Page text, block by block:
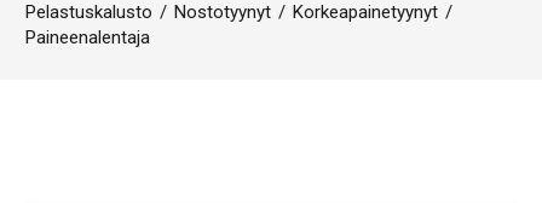
Pelastuskalusto / Nostotyynyt / Korkeapainetyynyt /
Paineenalentaja